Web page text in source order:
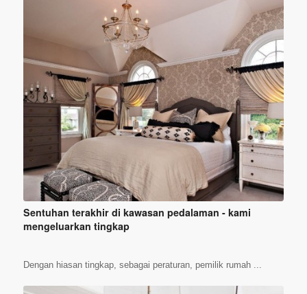
Sentuhan terakhir di kawasan pedalaman - kami
mengeluarkan tingkap
Dengan hiasan tingkap, sebagai peraturan, pemilik rumah ...